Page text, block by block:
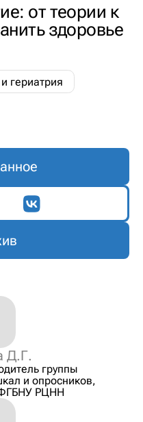
от теории к
здоровье
гериатрия
Д.Г.
группы
и опросников,
ФГБНУ РЦНН